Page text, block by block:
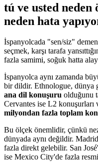
tú ve usted
neden hata
İspanyolcada "sen/siz"
seçmek, karşı tarafa
fazla samimi, soğuk hatta
İspanyolca aynı zamanda
bir dildir. Ethnologue, dünya
ana dil konuşuru olduğunu
Cervantes ise L2
milyondan fazla toplam
Bu ölçek önemlidir, çünkü
dünyada aynı değildir.
fazla direkt gelebilir. San
ise Mexico City'de fazla